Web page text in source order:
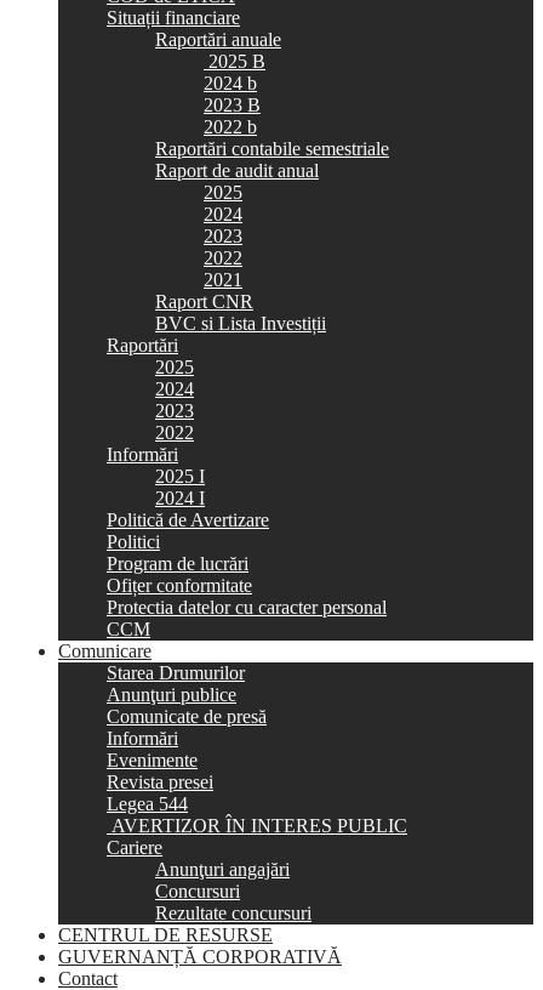
Situații financiare
Raportări anuale
2025 B
2024 b
2023 B
2022 b
Raportări contabile semestriale
Raport de audit anual
2025
2024
2023
2022
2021
Raport CNR
BVC si Lista Investiții
Raportări
2025
2024
2023
2022
Informări
2025 I
2024 I
Politică de Avertizare
Politici
Program de lucrări
Ofițer conformitate
Protectia datelor cu caracter personal
CCM
Comunicare
Starea Drumurilor
Anunţuri publice
Comunicate de presă
Informări
Evenimente
Revista presei
Legea 544
AVERTIZOR ÎN INTERES PUBLIC
Cariere
Anunţuri angajări
Concursuri
Rezultate concursuri
CENTRUL DE RESURSE
GUVERNANȚĂ CORPORATIVĂ
Contact